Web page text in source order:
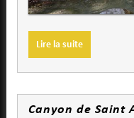
Lire la suite
Canyon de Saint